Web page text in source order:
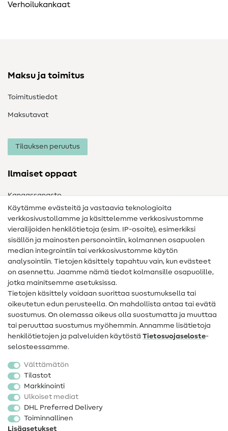
Verhoilukankaat
Maksu ja toimitus
Toimitustiedot
Maksutavat
Tilauksen peruutus
Ilmaiset oppaat
Kangassanasto
Ompelusanasto
Ompeluohjeet
Apua ja yhteystiedot
Yhteystiedot
Tietoa omistajanvaihdoksesta
Peruutusoikeus
Suosittu
Kankaat
Ompelutarvikkeet
Ale
Käytämme evästeitä ja vastaavia teknologioita
verkkosivustollamme ja käsittelemme verkkosivustomme
vierailijoiden henkilötietoja (esim. IP-osoite), esimerkiksi
sisällön ja mainosten personointiin, kolmannen osapuolen
median integrointiin tai verkkosivustomme käytön
analysointiin. Tietojen käsittely tapahtuu vain, kun evästeet
on asennettu. Jaamme nämä tiedot kolmansille osapuolille,
jotka mainitsemme asetuksissa.
Tietojen käsittely voidaan suorittaa suostumuksella tai
oikeutetun edun perusteella. On mahdollista antaa tai evätä
suostumus. On olemassa oikeus olla suostumatta ja muuttaa
tai peruuttaa suostumus myöhemmin. Annamme lisätietoja
henkilötietojen ja palveluiden käytöstä Tietosuojaseloste-
selosteessamme.
Välttämätön
Tilastot
Markkinointi
Ulkoiset mediat
DHL Preferred Delivery
Toiminnallinen
Lisäasetukset